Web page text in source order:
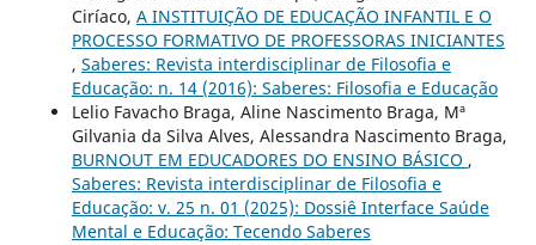
Ciríaco, A INSTITUIÇÃO DE EDUCAÇÃO INFANTIL E O
PROCESSO FORMATIVO DE PROFESSORAS INICIANTES
, Saberes: Revista interdisciplinar de Filosofia e
Educação: n. 14 (2016): Saberes: Filosofia e Educação
Lelio Favacho Braga, Aline Nascimento Braga, Mª
Gilvania da Silva Alves, Alessandra Nascimento Braga,
BURNOUT EM EDUCADORES DO ENSINO BÁSICO ,
Saberes: Revista interdisciplinar de Filosofia e
Educação: v. 25 n. 01 (2025): Dossiê Interface Saúde
Mental e Educação: Tecendo Saberes